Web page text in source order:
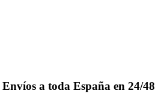
Envíos a toda España en 24/48